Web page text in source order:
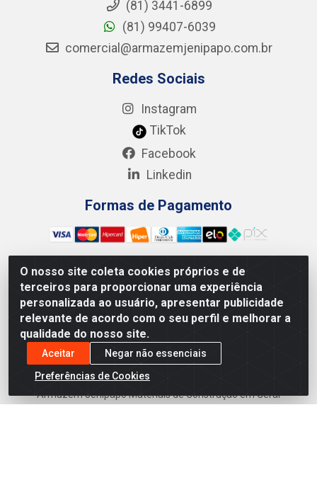
O nosso site coleta cookies próprios e de
terceiros para proporcionar uma experiência
personalizada ao usuário, apresentar publicidade
relevante de acordo com o seu perfil e melhorar a
qualidade do nosso site.
Aceitar
Negar não essenciais
Preferências de Cookies
(81) 3441-6899
(81) 99407-6039
comercial@armazemjenipapo.com.br
Redes Sociais
Instagram
TikTok
Facebook
Linkedin
Formas de Pagamento
Preços, promoções, condições de pagamento e frete são
válidos para compras realizadas exclusivamente pelo site.
Caso haja divergência de preço de um produto, será válido o
preço que for exibido no carrinho de compras do site no
momento do pagamento. As vendas estão sujeitas a análise
e disponibilidade do estoque. Imagens de produtos
meramente ilustrativas.
Armazém Jenipapo Materiais de Construção em Geral